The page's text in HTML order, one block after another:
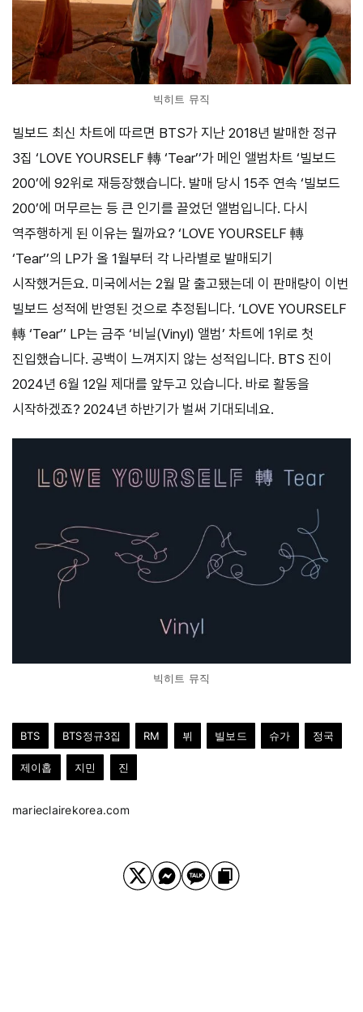
빅히트 뮤직
빌보드 최신 차트에 따르면 BTS가 지난 2018년 발매한 정규
3집 ‘LOVE YOURSELF 轉 ‘Tear’’가 메인 앨범차트 ‘빌보드
200’에 92위로 재등장했습니다. 발매 당시 15주 연속 ‘빌보드
200’에 머무르는 등 큰 인기를 끌었던 앨범입니다. 다시
역주행하게 된 이유는 뭘까요? ‘LOVE YOURSELF 轉
‘Tear’’의 LP가 올 1월부터 각 나라별로 발매되기
시작했거든요. 미국에서는 2월 말 출고됐는데 이 판매량이 이번
빌보드 성적에 반영된 것으로 추정됩니다. ‘LOVE YOURSELF
轉 ‘Tear’’ LP는 금주 ‘비닐(Vinyl) 앨범’ 차트에 1위로 첫
진입했습니다. 공백이 느껴지지 않는 성적입니다. BTS 진이
2024년 6월 12일 제대를 앞두고 있습니다. 바로 활동을
시작하겠죠? 2024년 하반기가 벌써 기대되네요.
빅히트 뮤직
BTS BTS정규3집 RM 뷔 빌보드 슈가 정국
제이홉 지민 진
marieclairekorea.com